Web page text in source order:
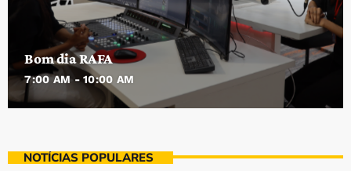
Bom dia RAFA
7:00 AM - 10:00 AM
NOTÍCIAS POPULARES